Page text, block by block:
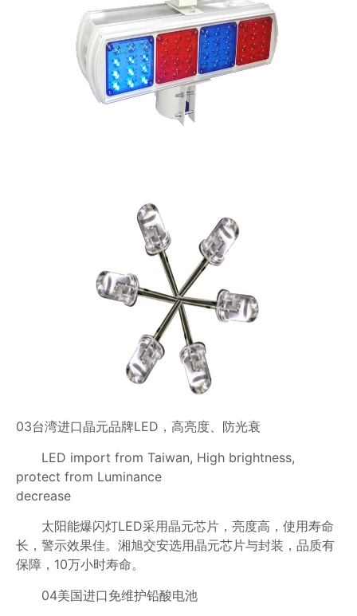
03台湾进口晶元品牌LED，高亮度、防光衰
LED import from Taiwan, High brightness,
protect from Luminance
decrease
太阳能爆闪灯LED采用晶元芯片，亮度高，使用寿命
长，警示效果佳。湘旭交安选用晶元芯片与封装，品质有
保障，10万小时寿命。
04美国进口免维护铅酸电池